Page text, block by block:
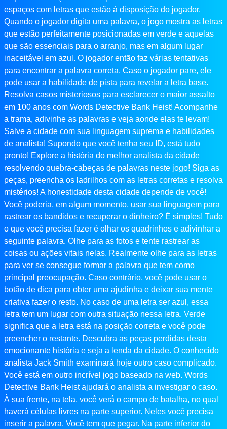
espaços com letras que estão à disposição do jogador.
Quando o jogador digita uma palavra, o jogo mostra as letras
que estão perfeitamente posicionadas em verde e aquelas
que são essenciais para o arranjo, mas em algum lugar
inaceitável em azul. O jogador então faz várias tentativas
para encontrar a palavra correta. Caso o jogador pare, ele
pode usar a habilidade de pista para revelar a letra base.
Resolva casos misteriosos para esclarecer o maior assalto
em 100 anos com Words Detective Bank Heist! Acompanhe
a trama, adivinhe as palavras e veja aonde elas te levam!
Salve a cidade com sua linguagem suprema e habilidades
de analista! Supondo que você tenha seu ID, está tudo
pronto! Explore a história do melhor analista da cidade
resolvendo quebra-cabeças de palavras neste jogo! Siga as
peças, preencha os ladrilhos com as letras corretas e resolva
mistérios! A honestidade desta cidade depende de você!
Você poderia, em algum momento, usar sua linguagem para
rastrear os bandidos e recuperar o dinheiro? É simples! Tudo
o que você precisa fazer é olhar os quadrinhos e adivinhar a
seguinte palavra. Olhe para as fotos e tente rastrear as
coisas ou ações vitais nelas. Realmente olhe para as letras
para ver se consegue formar a palavra que tem como
principal preocupação. Caso contrário, você pode usar o
botão de dica para obter uma ajudinha e deixar sua mente
criativa fazer o resto. No caso de uma letra ser azul, essa
letra tem um lugar com outra situação nessa letra. Verde
significa que a letra está na posição correta e você pode
preencher o restante. Descubra as peças perdidas desta
emocionante história e seja a lenda da cidade. O conhecido
analista Jack Smith examinará hoje outro caso complicado.
Você está em outro incrível jogo baseado na web. Words
Detective Bank Heist ajudará o analista a investigar o caso.
À sua frente, na tela, você verá o campo de batalha, no qual
haverá células livres na parte superior. Neles você precisa
inserir a palavra. Você tem que pegar. Na parte inferior do